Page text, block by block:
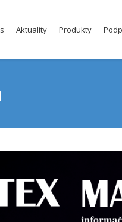
Aktuality Produkty